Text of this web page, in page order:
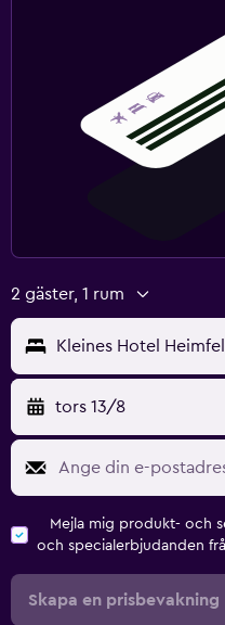
2 gäster, 1 rum
Kleines Hotel
tors 13/8
Mejla mig produkt- och
och specialerbjudanden
Skapa en prisbevakning